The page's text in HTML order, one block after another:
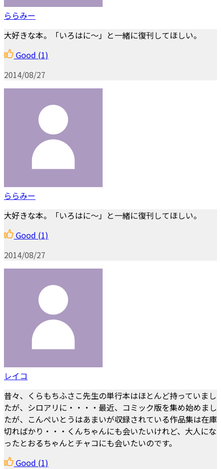
ららみー
大好きな本。「いろはに～」と一緒に復刊してほしい。
Good (1)
2014/08/27
ららみー
大好きな本。「いろはに～」と一緒に復刊してほしい。
Good (1)
2014/08/27
レイコ
昔々、くらもちふさこ先生の単行本はほとんど持っていまし
たが、シロアリに・・・・最近、コミック版を集め始めまし
たが、こんぺいとうはあまいが収録されている作品集は在庫
切ればかり・・・くんちゃんにも会いたいけれど、大人にな
ったとおるちゃんとチャコにも会いたいのです。
Good (1)